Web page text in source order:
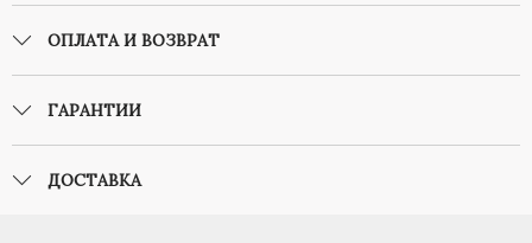
ОПЛАТА И ВОЗВРАТ
ГАРАНТИИ
ДОСТАВКА